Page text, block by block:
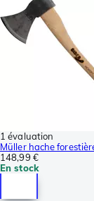
1 évaluation
Müller hache
148,99 €
En stock